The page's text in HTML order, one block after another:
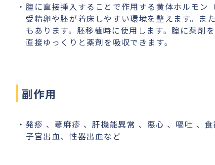
腟に直接挿入することで作用する黄体ホルモン
受精卵や胚が着床しやすい環境を整えます。ま
もあります。胚移植時に使用します。腟に薬剤
直接ゆっくりと薬剤を吸収できます。
副作用
発疹 、蕁麻疹 、肝機能異常 、悪心 、嘔吐 、
子宮出血、性器出血など